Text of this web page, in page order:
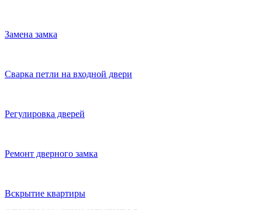
Замена замка
Сварка петли на входной двери
Регулировка дверей
Ремонт дверного замка
Вскрытие квартиры